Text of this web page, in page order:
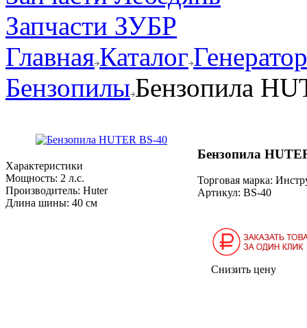
Запчасти ЗУБР
ГлавнаяКаталог
БензопилыБензопила
Характеристики
Мощность: 2 л.с.
Производитель: Huter
Длина шины: 40 см
Бензопила
Торговая марка:
Артикул: BS-40
Снизить цену